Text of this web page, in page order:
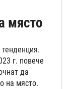
място
г. повече
да
на място.